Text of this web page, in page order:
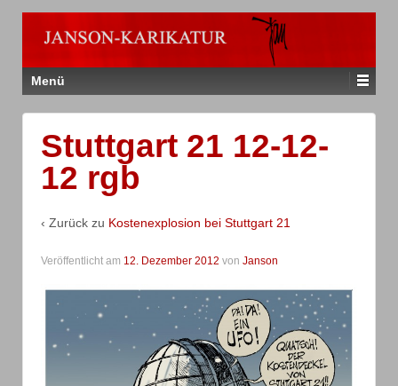
Menü
Stuttgart 21 12-12-
12 rgb
‹ Zurück zu Kostenexplosion bei Stuttgart 21
Veröffentlicht am 12. Dezember 2012 von Janson